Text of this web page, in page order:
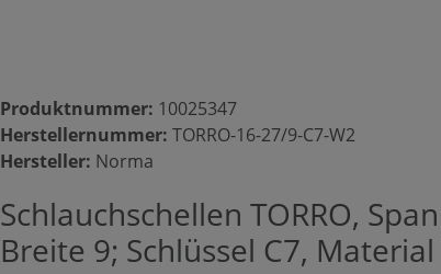
Produktnummer: 10025347
Herstellernummer: TORRO-16-27/9-C7-W2
Hersteller: Norma
Schlauchschellen TORRO,
Breite 9; Schlüssel C7, Material